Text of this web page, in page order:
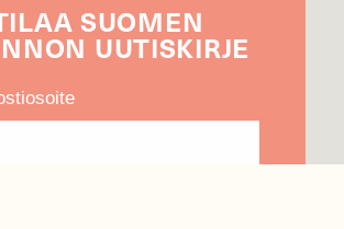
SUOMEN
UUTIS­KIRJE